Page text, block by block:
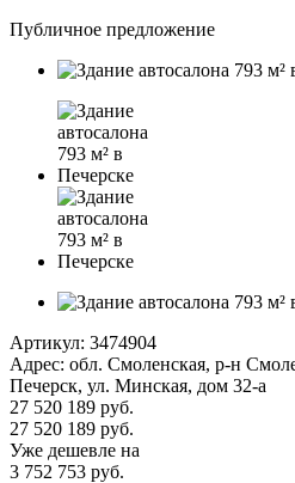
Публичное предложение
Артикул: 3474904
Адрес: обл. Смоленская, р-н
Печерск, ул. Минская, дом 32-а
27 520 189 руб.
27 520 189 руб.
Уже дешевле на
3 752 753 руб.